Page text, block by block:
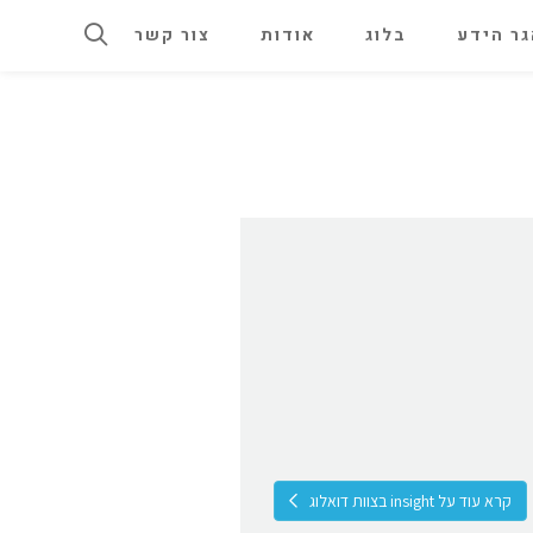
הידע בלוג אודות צור קשר
קרא עוד על insight בצוות דואלוג